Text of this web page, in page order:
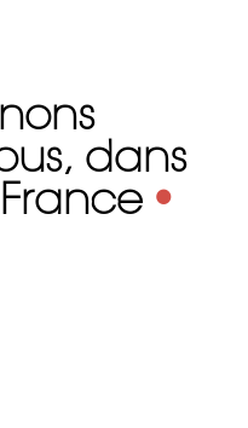
dans
•